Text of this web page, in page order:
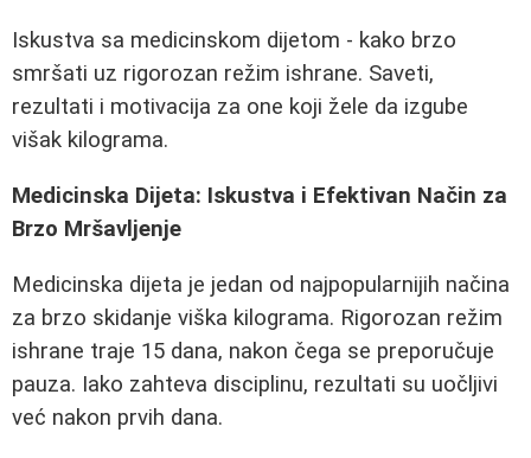
Iskustva sa medicinskom dijetom - kako brzo
smršati uz rigorozan režim ishrane. Saveti,
rezultati i motivacija za one koji žele da izgube
višak kilograma.
Medicinska Dijeta: Iskustva i Efektivan Način za
Brzo Mršavljenje
Medicinska dijeta je jedan od najpopularnijih načina
za brzo skidanje viška kilograma. Rigorozan režim
ishrane traje 15 dana, nakon čega se preporučuje
pauza. Iako zahteva disciplinu, rezultati su uočljivi
već nakon prvih dana.